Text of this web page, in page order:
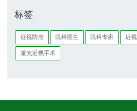
标签
近视防控 眼科医生 眼科专家 近
激光近视手术